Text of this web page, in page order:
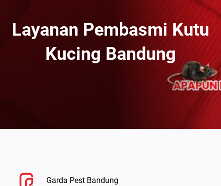
Layanan Pembasmi Kutu
Kucing Bandung
Garda Pest Bandung